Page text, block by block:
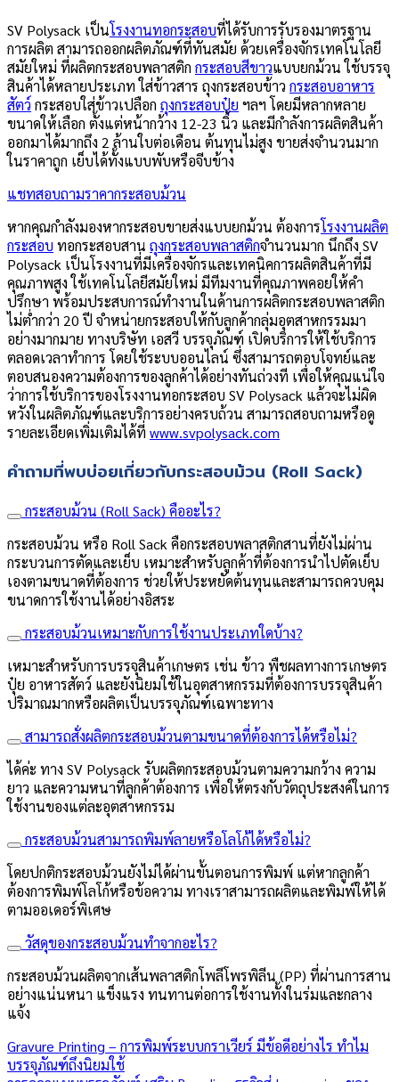
SV Polysack เป็นโรงงานทอกระสอบที่ได้รับการรับรองมาตรฐาน
การผลิต สามารถออกผลิตภัณฑ์ที่ทันสมัย ด้วยเครื่องจักรเทคโนโลยี
สมัยใหม่ ที่ผลิตกระสอบพลาสติก กระสอบสีขาวแบบยกม้วน ใช้บรรจุ
สินค้าได้หลายประเภท ใส่ข้าวสาร ถุงกระสอบข้าว กระสอบอาหาร
สัตว์ กระสอบใส่ข้าวเปลือก ถุงกระสอบปุ๋ย ฯลฯ โดยมีหลากหลาย
ขนาดให้เลือก ตั้งแต่หน้ากว้าง 12-23 นิ้ว และมีกำลังการผลิตสินค้า
ออกมาได้มากถึง 2 ล้านใบต่อเดือน ต้นทุนไม่สูง ขายส่งจำนวนมาก
ในราคาถูก เย็บได้ทั้งแบบพับหรือจีบข้าง
แชทสอบถามราคากระสอบม้วน
หากคุณกำลังมองหากระสอบขายส่งแบบยกม้วน ต้องการโรงงานผลิต
กระสอบ ทอกระสอบสาน ถุงกระสอบพลาสติกจำนวนมาก นึกถึง SV
Polysack เป็นโรงงานที่มีเครื่องจักรและเทคนิคการผลิตสินค้าที่มี
คุณภาพสูง ใช้เทคโนโลยีสมัยใหม่ มีทีมงานที่คุณภาพคอยให้คำ
ปรึกษา พร้อมประสบการณ์ทำงานในด้านการผลิตกระสอบพลาสติก
ไม่ต่ำกว่า 20 ปี จำหน่ายกระสอบให้กับลูกค้ากลุ่มอุตสาหกรรมมา
อย่างมากมาย ทางบริษัท เอสวี บรรจุภัณฑ์ เปิดบริการให้ใช้บริการ
ตลอดเวลาทำการ โดยใช้ระบบออนไลน์ ซึ่งสามารถตอบโจทย์และ
ตอบสนองความต้องการของลูกค้าได้อย่างทันถ่วงที เพื่อให้คุณแน่ใจ
ว่าการใช้บริการของโรงงานทอกระสอบ SV Polysack แล้วจะไม่ผิด
หวังในผลิตภัณฑ์และบริการอย่างครบถ้วน สามารถสอบถามหรือดู
รายละเอียดเพิ่มเติมได้ที่ www.svpolysack.com
คำถามที่พบบ่อยเกี่ยวกับกระสอบม้วน (Roll Sack)
กระสอบม้วน (Roll Sack) คืออะไร?
กระสอบม้วน หรือ Roll Sack คือกระสอบพลาสติกสานที่ยังไม่ผ่าน
กระบวนการตัดและเย็บ เหมาะสำหรับลูกค้าที่ต้องการนำไปตัดเย็บ
เองตามขนาดที่ต้องการ ช่วยให้ประหยัดต้นทุนและสามารถควบคุม
ขนาดการใช้งานได้อย่างอิสระ
กระสอบม้วนเหมาะกับการใช้งานประเภทใดบ้าง?
เหมาะสำหรับการบรรจุสินค้าเกษตร เช่น ข้าว พืชผลทางการเกษตร
ปุ๋ย อาหารสัตว์ และยังนิยมใช้ในอุตสาหกรรมที่ต้องการบรรจุสินค้า
ปริมาณมากหรือผลิตเป็นบรรจุภัณฑ์เฉพาะทาง
สามารถสั่งผลิตกระสอบม้วนตามขนาดที่ต้องการได้หรือไม่?
ได้ค่ะ ทาง SV Polysack รับผลิตกระสอบม้วนตามความกว้าง ความ
ยาว และความหนาที่ลูกค้าต้องการ เพื่อให้ตรงกับวัตถุประสงค์ในการ
ใช้งานของแต่ละอุตสาหกรรม
กระสอบม้วนสามารถพิมพ์ลายหรือโลโก้ได้หรือไม่?
โดยปกติกระสอบม้วนยังไม่ได้ผ่านขั้นตอนการพิมพ์ แต่หากลูกค้า
ต้องการพิมพ์โลโก้หรือข้อความ ทางเราสามารถผลิตและพิมพ์ให้ได้
ตามออเดอร์พิเศษ
วัสดุของกระสอบม้วนทำจากอะไร?
กระสอบม้วนผลิตจากเส้นพลาสติกโพลีโพรพิลีน (PP) ที่ผ่านการสาน
อย่างแน่นหนา แข็งแรง ทนทานต่อการใช้งานทั้งในร่มและกลาง
แจ้ง
Gravure Printing – การพิมพ์ระบบกราเวียร์ มีข้อดีอย่างไร ทำไม
บรรจุภัณฑ์ถึงนิยมใช้